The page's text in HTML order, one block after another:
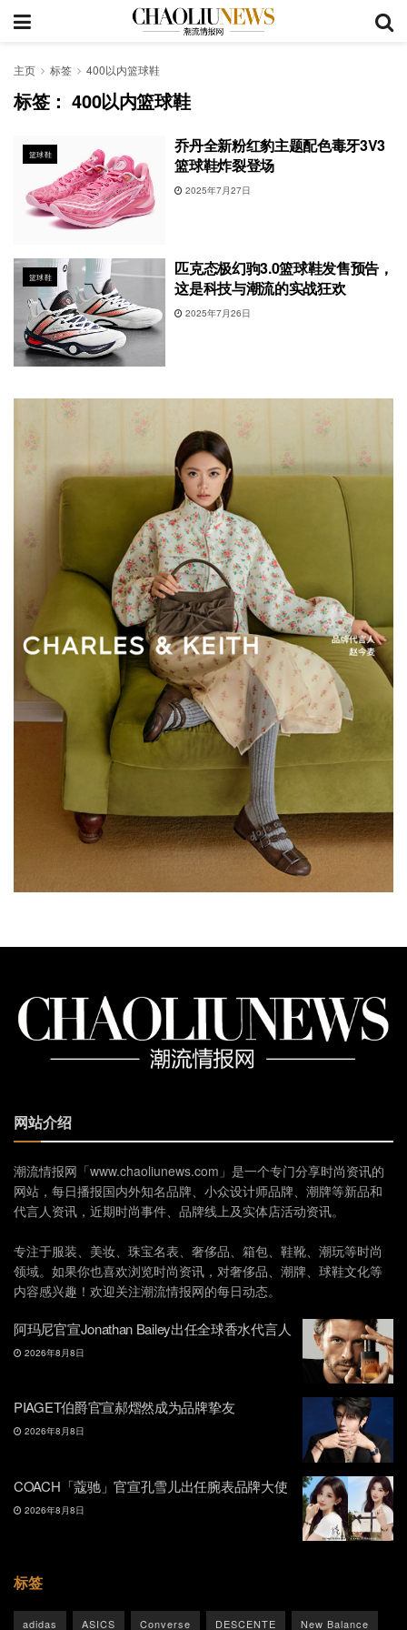
主页 标签 400以内篮球鞋
标签：400以内篮球鞋
篮球鞋
乔丹全新粉红豹主题配色毒牙3V3
篮球鞋炸裂登场
2025年7月27日
篮球鞋
匹克态极幻驹3.0篮球鞋发售预告，
这是科技与潮流的实战狂欢
2025年7月26日
网站介绍
潮流情报网「www.chaoliunews.com」是一个专门分享时尚资讯的
网站，每日播报国内外知名品牌、小众设计师品牌、潮牌等新品和
代言人资讯，近期时尚事件、品牌线上及实体店活动资讯。
专注于服装、美妆、珠宝名表、奢侈品、箱包、鞋靴、潮玩等时尚
领域。如果你也喜欢浏览时尚资讯，对奢侈品、潮牌、球鞋文化等
内容感兴趣！欢迎关注潮流情报网的每日动态。
阿玛尼官宣Jonathan Bailey出任全球香水代言人
2026年8月8日
PIAGET伯爵官宣郝熠然成为品牌挚友
2026年8月8日
COACH「蔻驰」官宣孔雪儿出任腕表品牌大使
2026年8月8日
标签
adidas ASICS Converse DESCENTE New Balance